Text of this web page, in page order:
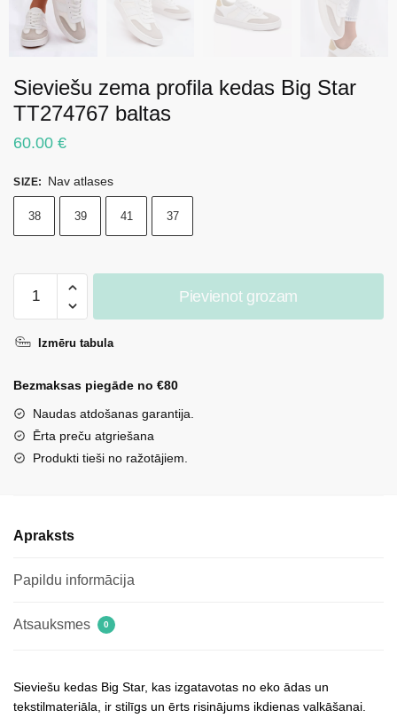
Sieviešu zema profila kedas Big Star
TT274767 baltas
60.00 €
SIZE: Nav atlases
38 39 41 37
zema
kedas
Star
TT274767
baltas
daudzums
Pievienot grozam
Izmēru tabula
Bezmaksas piegāde no €80
Naudas atdošanas garantija.
Ērta preču atgriešana
Produkti tieši no ražotājiem.
Apraksts
Papildu informācija
Atsauksmes 0
Sieviešu kedas Big Star, kas izgatavotas no eko ādas un
tekstilmateriāla, ir stilīgs un ērts risinājums ikdienas valkāšanai.